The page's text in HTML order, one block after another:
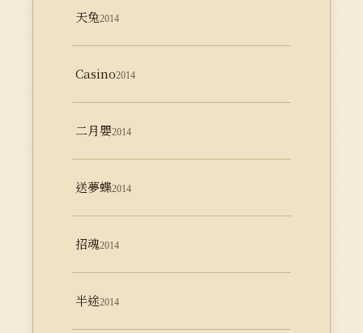
天兔2014
Casino2014
二月嬰2014
送夢蝶2014
招魂2014
半途2014